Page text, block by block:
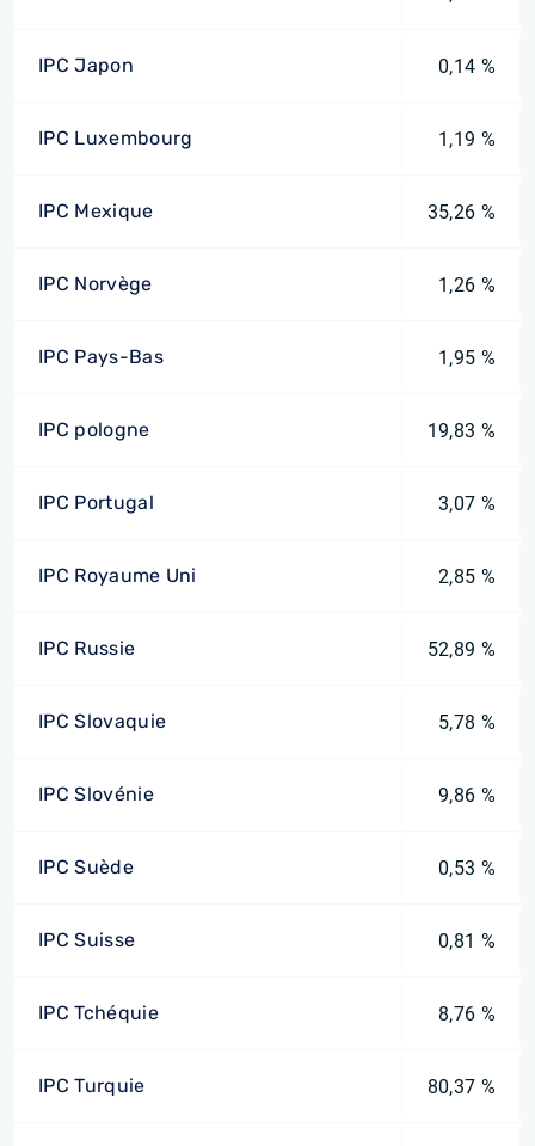
IPC Japon 0,14 %
IPC Luxembourg 1,19 %
IPC Mexique 35,26 %
IPC Norvège 1,26 %
IPC Pays-Bas 1,95 %
IPC pologne 19,83 %
IPC Portugal 3,07 %
IPC Royaume Uni 2,85 %
IPC Russie 52,89 %
IPC Slovaquie 5,78 %
IPC Slovénie 9,86 %
IPC Suède 0,53 %
IPC Suisse 0,81 %
IPC Tchéquie 8,76 %
IPC Turquie 80,37 %